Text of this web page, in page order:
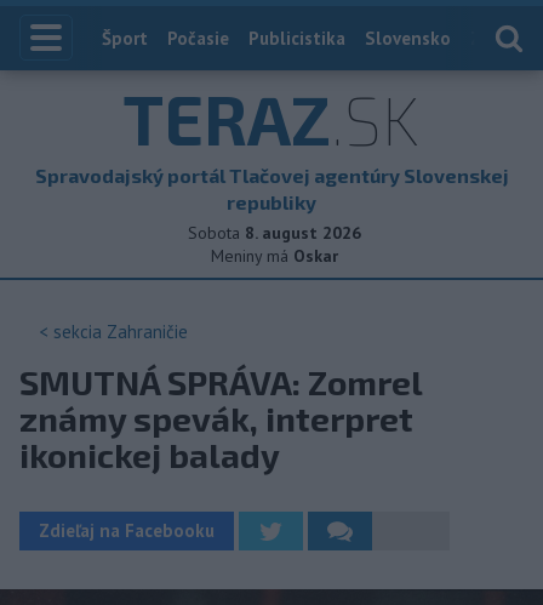
Index
Šport Počasie Publicistika Slovensko
TERAZ.SK
Spravodajský portál Tlačovej agentúry Slovenskej
republiky
Sobota 8. august 2026
Meniny má Oskar
< sekcia Zahraničie
SMUTNÁ SPRÁVA: Zomrel
známy spevák, interpret
ikonickej balady
Zdieľaj na Facebooku